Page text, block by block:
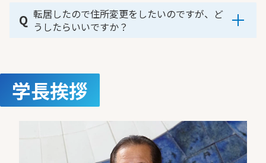
銘板及びWeb芳名録にてご芳名を掲載させていただ
きます。(寄附金額の掲載はございません) また、個人
で累計1万円以上、法人・団体で100万円以上のご寄
い。尚、お申込みの際に「匿名希望」にチェックをさ
れた方は「匿名」となりますので、ご芳名の公表はご
ざいません。
転居したので住所変更をしたいのですが、ど
うしたらいいですか？
放送大学チャレンジ募金事務局まで変更前・変更後の
ご住所のご連絡をお願いいたします。
学長挨拶